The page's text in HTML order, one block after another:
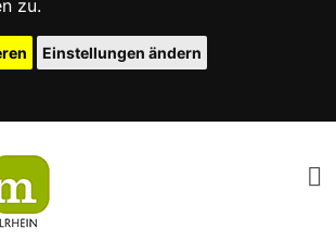
zu.
Einstellungen ändern